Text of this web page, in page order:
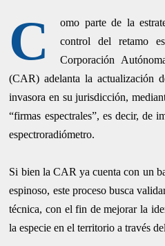
C
omo parte de la
control del retamo
Corporación
(CAR) adelanta la actualización
invasora en su jurisdicción,
“firmas espectrales”, es decir, de
espectroradiómetro.
Si bien la CAR ya cuenta con un
espinoso, este proceso busca
técnica, con el fin de mejorar la
la especie en el territorio a través